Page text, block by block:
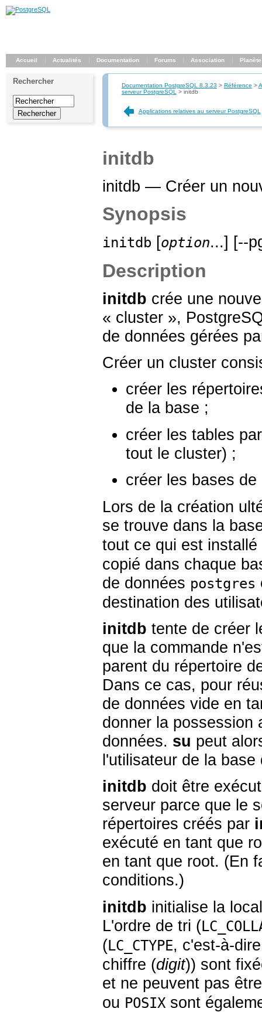
Accueil Actualités Documentation Forums Association Planète
Rechercher Documentation PostgreSQL 8.3.23 > Référence >
serveur PostgreSQL
> initdb
Applications relatives au serveur PostgreSQL
initdb
initdb — Créer un
Synopsis
initdb [option...] [--
Description
initdb crée une
« cluster »,
de données gérées
Créer un cluster
créer les
de la base ;
créer les tables
tout le cluster) ;
créer les bases
Lors de la création
se trouve dans la
tout ce qui est
copié dans chaque
de données postgres
destination des
initdb tente de créer
que la commande
parent du répertoire
Dans ce cas, pour
de données vide en
donner la possession
données. su peut
l'utilisateur de la
initdb doit être
serveur parce que le
répertoires créés par
exécuté en tant que
en tant que root. (En
conditions.)
initdb initialise la
L'ordre de tri (
(LC_CTYPE, c'est-à-
chiffre (digit)) sont
et ne peuvent pas
ou POSIX sont